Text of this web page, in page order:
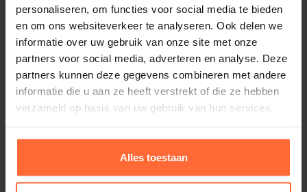
personaliseren, om functies voor social media te bieden
en om ons websiteverkeer te analyseren. Ook delen we
informatie over uw gebruik van onze site met onze
partners voor social media, adverteren en analyse. Deze
partners kunnen deze gegevens combineren met andere
informatie die u aan ze heeft verstrekt of die ze hebben
verzameld op basis van uw gebruik van hun services.
Alles toestaan
Zo behoudt het aluminium zijn glans en blijft het
bamboehengsel mooi en soepel.
Wil je een extra stijlvolle set? Combineer de emmer
met de bijpassendeRento opgietlepel in dezelfde
kleur.
Specificaties
Inhoud: ca. 5 liter
Gerelateerde producten
Rento Bamboe Sauna borstel lang